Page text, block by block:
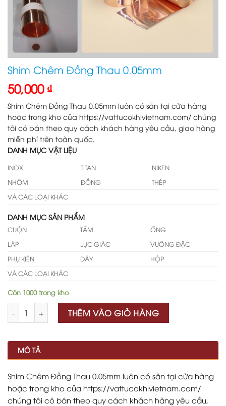
Shim Chêm Đồng Thau 0.05mm
50,000 ₫
Shim Chêm Đồng Thau 0.05mm luôn có sẵn tại cửa hàng
hoặc trong kho của https://vattucokhivietnam.com/ chúng
tôi có bán theo quy cách khách hàng yêu cầu, giao hàng
miễn phí trên toàn quốc.
DANH MỤC VẬT LIỆU
INOX TITAN
NIKEN
NHÔM
ĐỒNG
THÉP
VÀ CÁC LOẠI KHÁC
DANH MỤC SẢN PHẨM
CUỘN TẤM
ỐNG
LÁP
LỤC GIÁC
VUÔNG ĐẶC
PHỤ KIỆN
DÂY
HỘP
VÀ CÁC LOẠI KHÁC
Còn 1000 trong kho
THÊM VÀO GIỎ HÀNG
MÔ TẢ
Shim Chêm Đồng Thau 0.05mm luôn có sẵn tại cửa hàng
hoặc trong kho của https://vattucokhivietnam.com/
chúng tôi có bán theo quy cách khách hàng yêu cầu,